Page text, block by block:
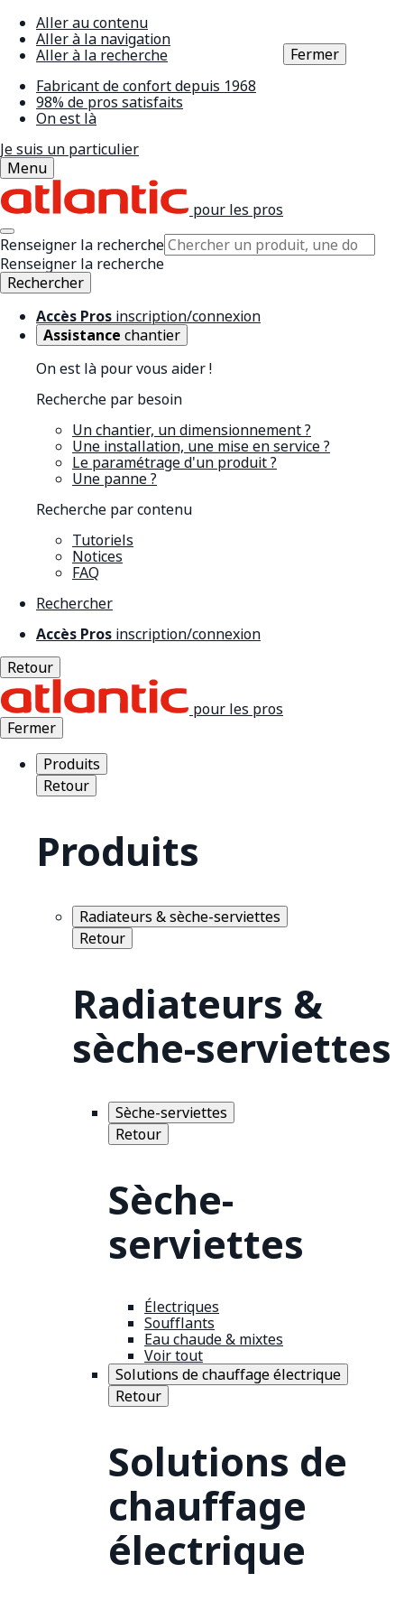
Aller au contenu
Aller à la navigation
Aller à la recherche
Fabricant de confort depuis 1968
98% de pros satisfaits
On est là
Je suis un particulier
Menu
pour les pros
Renseigner la recherche
Renseigner la recherche
Rechercher
Accès Pros inscription/connexion
Assistance chantier
On est là pour vous aider !
Recherche par besoin
Un chantier, un dimensionnement ?
Une installation, une mise en service ?
Le paramétrage d'un produit ?
Une panne ?
Recherche par contenu
Tutoriels
Notices
FAQ
Rechercher
Accès Pros inscription/connexion
Retour
pour les pros
Fermer
Produits
Retour
Produits
Radiateurs & sèche-serviettes
Retour
Radiateurs &
sèche-serviettes
Sèche-serviettes
Retour
Sèche-
serviettes
Électriques
Soufflants
Eau chaude & mixtes
Voir tout
Solutions de chauffage électrique
Retour
Solutions de
chauffage
électrique
Fermer